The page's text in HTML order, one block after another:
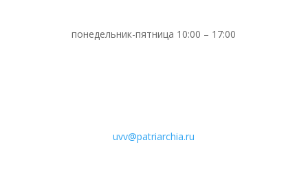
понедельник-пятница 10:00 – 17:00
uvv@patriarchia.ru